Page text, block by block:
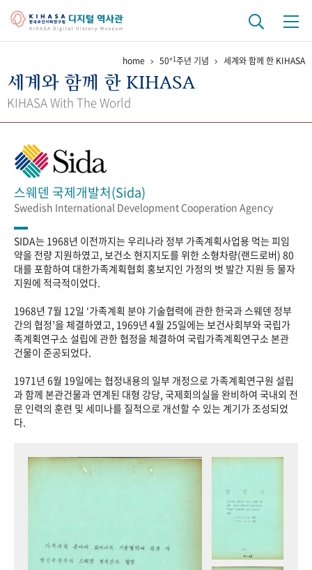
걸어온 길 기관 변천사 역대 기관장
정책과 연구 키워드로 보는 연구 역사
간행물 변천사
기록물 아카이브
사진 아카이브 문서 기록물 행정박물 영상 기록물
성과 50선 숫자로 보는 50년 50+1주년 광장
세계와 함께 한 KIHASA
VR 역사관
home 50+1주년 기념 세계와 함께 한 KIHASA
세계와 함께 한 KIHASA
KIHASA With The World
스웨덴 국제개발처(Sida)
Swedish International Development Cooperation Agency
SIDA는 1968년 이전까지는 우리나라 정부 가족계획사업용 먹는 피임
약을 전량 지원하였고, 보건소 현지지도를 위한 소형차량(랜드로버) 80
대를 포함하여 대한가족계획협회 홍보지인 가정의 벗 발간 지원 등 물자
지원에 적극적이었다.
1968년 7월 12일 ‘가족계획 분야 기술협력에 관한 한국과 스웨덴 정부
간의 협정’을 체결하였고, 1969년 4월 25일에는 보건사회부와 국립가
족계획연구소 설립에 관한 협정을 체결하여 국립가족계획연구소 본관
건물이 준공되었다.
1971년 6월 19일에는 협정내용의 일부 개정으로 가족계획연구원 설립
과 함께 본관건물과 연계된 대형 강당, 국제회의실을 완비하여 국내외 전
문 인력의 훈련 및 세미나를 질적으로 개선할 수 있는 계기가 조성되었
다.